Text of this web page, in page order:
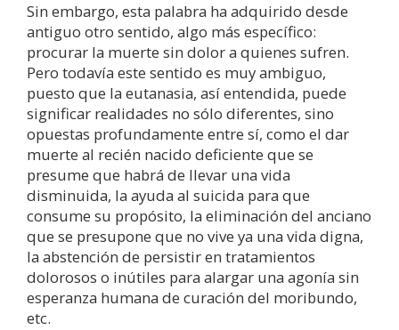
Sin embargo, esta palabra ha adquirido desde
antiguo otro sentido, algo más específico:
procurar la muerte sin dolor a quienes sufren.
Pero todavía este sentido es muy ambiguo,
puesto que la eutanasia, así entendida, puede
significar realidades no sólo diferentes, sino
opuestas profundamente entre sí, como el dar
muerte al recién nacido deficiente que se
presume que habrá de llevar una vida
disminuida, la ayuda al suicida para que
consume su propósito, la eliminación del anciano
que se presupone que no vive ya una vida digna,
la abstención de persistir en tratamientos
dolorosos o inútiles para alargar una agonía sin
esperanza humana de curación del moribundo,
etc.